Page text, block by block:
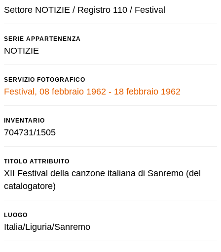
Settore NOTIZIE / Registro 110 / Festival
SERIE APPARTENENZA
NOTIZIE
SERVIZIO FOTOGRAFICO
Festival, 08 febbraio 1962 - 18 febbraio 1962
INVENTARIO
704731/1505
TITOLO ATTRIBUITO
XII Festival della canzone italiana di Sanremo (del
catalogatore)
LUOGO
Italia/Liguria/Sanremo